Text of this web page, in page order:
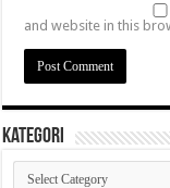
and website in this
Kategori
Kategori